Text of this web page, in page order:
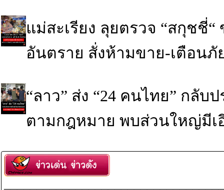
แม่สะเรียง ลุยตรวจ “สกุชชี่
อันตราย สั่งห้ามขาย-เตือนภั
“ลาว” ส่ง “24 คนไทย” กลับ
ตามกฎหมาย พบส่วนใหญ่มีเ